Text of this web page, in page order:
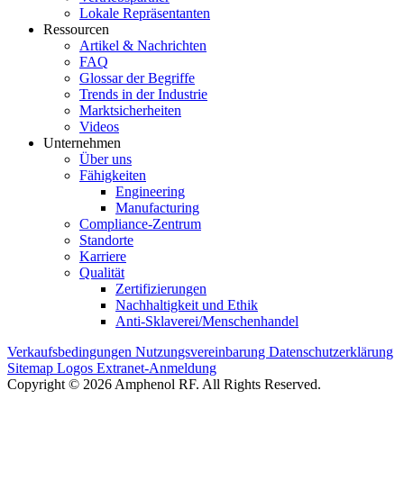
Lokale Repräsentanten
Ressourcen
Artikel & Nachrichten
FAQ
Glossar der Begriffe
Trends in der Industrie
Marktsicherheiten
Videos
Unternehmen
Über uns
Fähigkeiten
Engineering
Manufacturing
Compliance-Zentrum
Standorte
Karriere
Qualität
Zertifizierungen
Nachhaltigkeit und Ethik
Anti-Sklaverei/Menschenhandel
Verkaufsbedingungen Nutzungsvereinbarung Datenschutzerklärung
Sitemap Logos Extranet-Anmeldung
Copyright © 2026 Amphenol RF. All Rights Reserved.